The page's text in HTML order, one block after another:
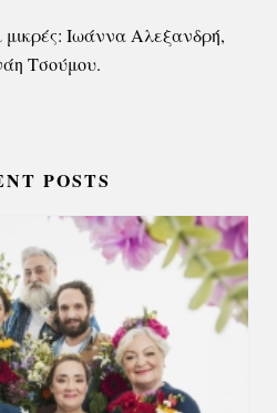
Ιωάννα Αλεξανδρή,
Τσούμου.
POSTS